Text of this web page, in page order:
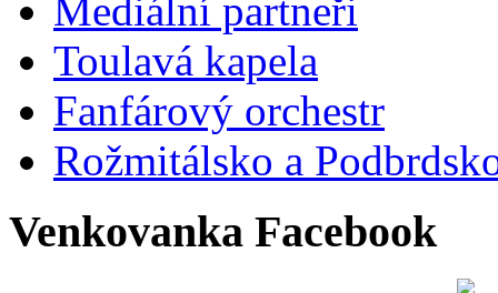
Mediální partneři
Toulavá kapela
Fanfárový orchestr
Rožmitálsko a
Venkovanka Facebook